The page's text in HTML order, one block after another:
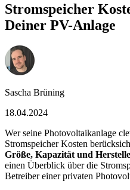
Stromspeicher
Deiner PV-Anlage
Sascha Brüning
18.04.2024
Wer seine Photovoltaikanlage
Stromspeicher Kosten
Größe, Kapazität und
einen Überblick über die
Betreiber einer privaten